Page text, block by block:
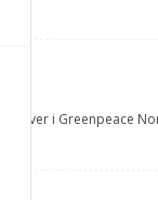
i Greenpeace